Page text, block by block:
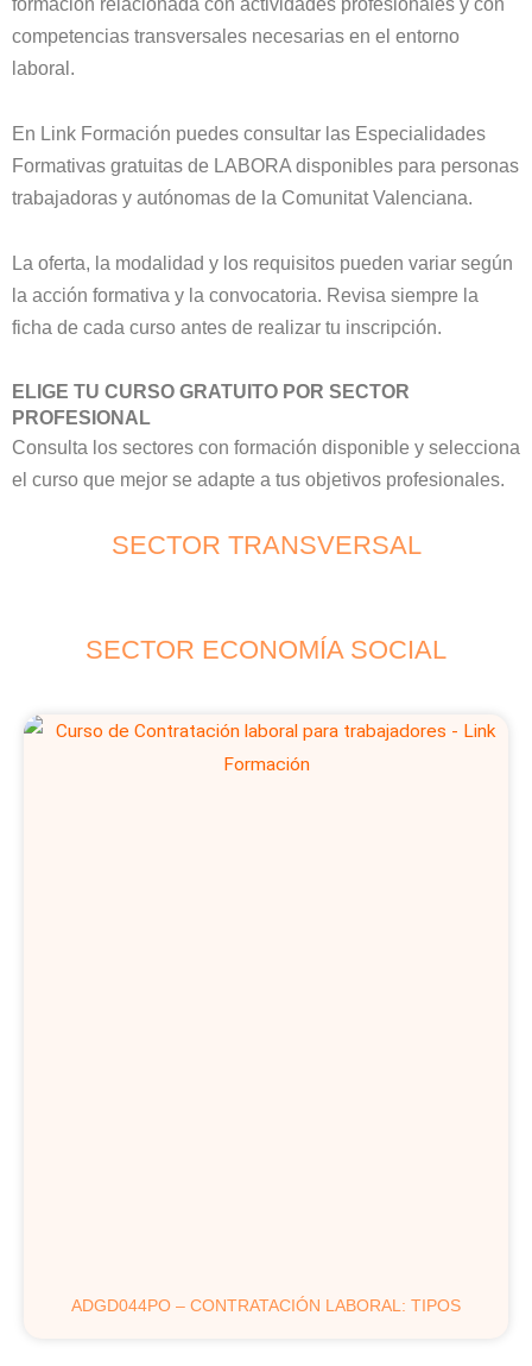
formación relacionada con actividades profesionales y con
competencias transversales necesarias en el entorno
laboral.
En Link Formación puedes consultar las Especialidades
Formativas gratuitas de LABORA disponibles para personas
trabajadoras y autónomas de la Comunitat Valenciana.
La oferta, la modalidad y los requisitos pueden variar según
la acción formativa y la convocatoria. Revisa siempre la
ficha de cada curso antes de realizar tu inscripción.
ELIGE TU CURSO GRATUITO POR SECTOR
PROFESIONAL
Consulta los sectores con formación disponible y selecciona
el curso que mejor se adapte a tus objetivos profesionales.
SECTOR TRANSVERSAL
SECTOR ECONOMÍA SOCIAL
ADGD044PO – CONTRATACIÓN LABORAL: TIPOS